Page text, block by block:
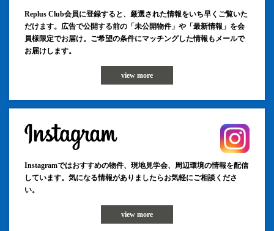
Replus Club会員に登録すると、厳選された情報をいち早くご覧いた
だけます。広告で公開する前の「未公開物件」や「最新情報」を会
員様限定でお届け。ご希望の条件にマッチングした情報もメールで
お届けします。
view more
Instagramではおすすめの物件、現地見学会、周辺環境の情報を配信
しています。気になる情報がありましたらお気軽にご相談くださ
い。
view more